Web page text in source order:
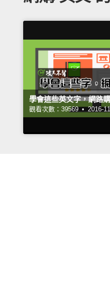
學會這些英文字，網路
觀看次數：39569 • 2016-